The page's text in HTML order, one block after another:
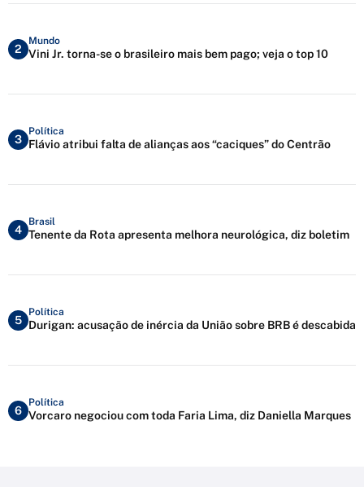
2
Mundo
Vini Jr. torna-se o brasileiro mais bem pago; veja o top 10
3
Política
Flávio atribui falta de alianças aos “caciques” do Centrão
4
Brasil
Tenente da Rota apresenta melhora neurológica, diz boletim
5
Política
Durigan: acusação de inércia da União sobre BRB é descabida
6
Política
Vorcaro negociou com toda Faria Lima, diz Daniella Marques